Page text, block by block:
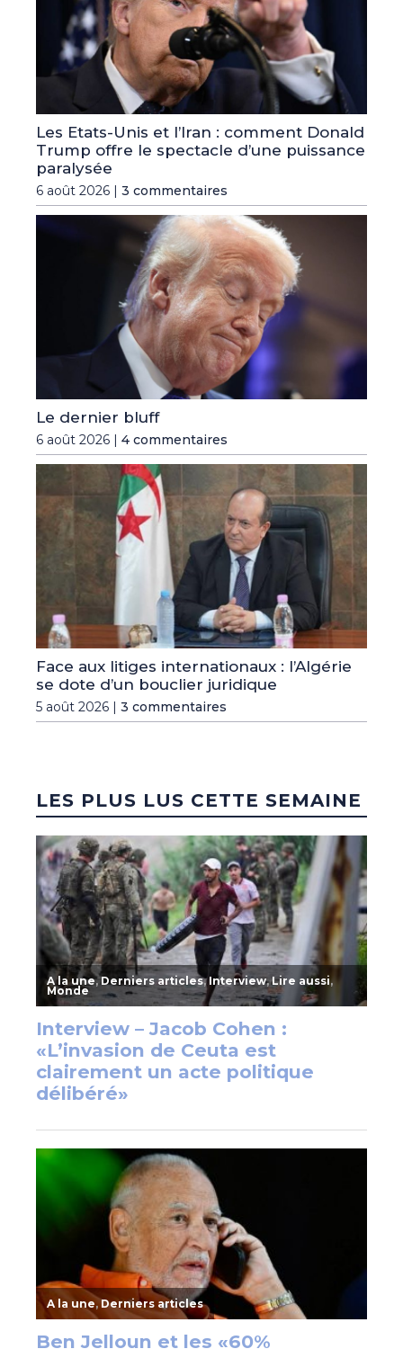
Les Etats-Unis et l’Iran : comment Donald
Trump offre le spectacle d’une puissance
paralysée
6 août 2026 | 3 commentaires
Le dernier bluff
6 août 2026 | 4 commentaires
Face aux litiges internationaux : l’Algérie
se dote d’un bouclier juridique
5 août 2026 | 3 commentaires
LES PLUS LUS CETTE SEMAINE